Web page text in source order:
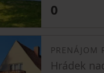
0
PRENÁJOM